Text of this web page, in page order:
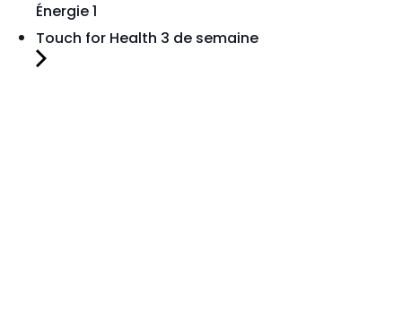
Énergie 1
Touch for Health 3 de semaine